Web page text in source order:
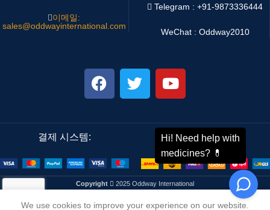
이메일:
sales@oddwayinternational.com
Telegram : +91-9873336444
WeChat : Oddway2010
결제 시스템: 배송 시스템:
Copyright 2025 Oddway International
We use cookies to improve your experience on our website.